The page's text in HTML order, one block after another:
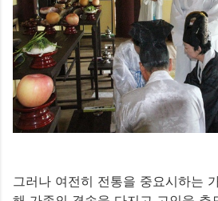
그러나 여전히 전통을 중요시하는